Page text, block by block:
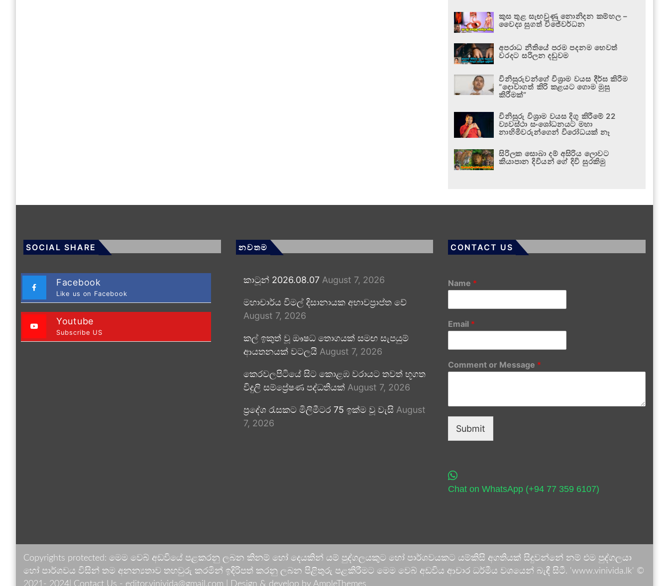
කුස තුළ සැඟවුණු නොනිදන කම්හල –
වෛද්‍ය සුගත් විජේවර්ධන
අපරාධ නීතියේ පරම පදනම හෙවත්
වරදට සරිලන දඬුවම
විනිසුරුවන්ගේ විශ්‍රාම වයස දීර්ඝ කිරීම
“දොවාගත් කිරි කළයට ගොම මුසු
කිරීමක්”
විනිසුරු විශ්‍රාම වයස දිගු කිරීමේ 22
ව්‍යවස්ථා සංශෝධනයට මහා
නාහිමිවරුන්ගෙන් විරෝධයක් නෑ
සිරිලක සොබා දම් අසිරිය ලොවට
කියාපාන දිවියන් ගේ දිවි සුරකිමු
SOCIAL SHARE
Facebook
Like us on Facebook
Youtube
Subscribe US
නවතම
කාටූන් 2026.08.07 August 7, 2026
මහාචාර්ය විමල් දිසානායක අභාවප්‍රාප්ත වේ
August 7, 2026
කල් ඉකුත් වූ ඖෂධ තොගයක් සමඟ සැපයුම්
ආයතනයක් වටලයි August 7, 2026
කෙරවලපිටියේ සිට කොළඹ වරායට තවත් භූගත
විදුලි සම්ප්‍රේෂණ පද්ධතියක් August 7, 2026
ප්‍රදේශ රැසකට මිලිමීටර 75 ඉක්ම වූ වැසි August
7, 2026
CONTACT US
Name *
Email *
Comment or Message *
Submit
Chat on WhatsApp (+94 77 359 6107)
Copyrights protected: මෙම වෙබ් අඩවියේ පළකරනු ලබන කිනම් හෝ දෙයකින් යම් පුද්ගලයකුට හෝ පාර්ශවයකට යම්කිසි අගතියක් සිදුවන්නේ නම් එම පුද්ගලයා
හෝ පාර්ශවය විසින් තම අනන්‍යතාව තහවුරු කරමින් ඉදිරිපත් කරනු ලබන පිළිතුරු පළකිරීමට මෙම වෙබ් අඩවිය ආචාර ධර්මීය වශයෙන් බැඳී සිටී. 'www.vinivida.lk' ©
2021- 2024| Contact Us - editor.vinivida@gmail.com |
Design & develop by AmpleThemes